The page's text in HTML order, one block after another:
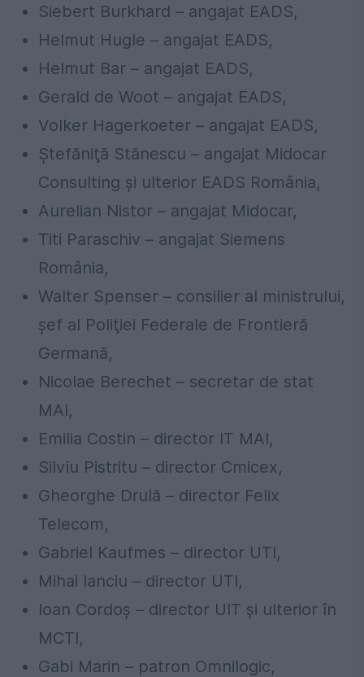
Siebert Burkhard – angajat EADS,
Helmut Hugle – angajat EADS,
Helmut Bar – angajat EADS,
Gerald de Woot – angajat EADS,
Volker Hagerkoeter – angajat EADS,
Ştefăniţă Stănescu – angajat Midocar
Consulting şi ulterior EADS România,
Aurelian Nistor – angajat Midocar,
Titi Paraschiv – angajat Siemens
România,
Walter Spenser – consilier al ministrului,
şef al Poliţiei Federale de Frontieră
Germană,
Nicolae Berechet – secretar de stat
MAI,
Emilia Costin – director IT MAI,
Silviu Pistritu – director Cmicex,
Gheorghe Drulă – director Felix
Telecom,
Gabriel Kaufmes – director UTI,
Mihai Ianciu – director UTI,
Ioan Cordoş – director UIT şi ulterior în
MCTI,
Gabi Marin – patron Omnilogic,